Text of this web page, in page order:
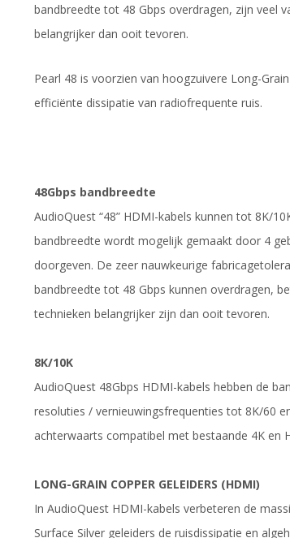
bandbreedte tot 48 Gbps overdragen, zijn veel
belangrijker dan ooit tevoren.
Pearl 48 is voorzien van hoogzuivere Long-
efficiënte dissipatie van radiofrequente ruis.
48Gbps bandbreedte
AudioQuest “48” HDMI-kabels kunnen tot 8K/
bandbreedte wordt mogelijk gemaakt door 4
doorgeven. De zeer nauwkeurige
bandbreedte tot 48 Gbps kunnen overdragen,
technieken belangrijker zijn dan ooit tevoren.
8K/10K
AudioQuest 48Gbps HDMI-kabels hebben de
resoluties / vernieuwingsfrequenties tot 8K/60
achterwaarts compatibel met bestaande 4K en
LONG-GRAIN COPPER GELEIDERS (HDMI)
In AudioQuest HDMI-kabels verbeteren de
Surface Silver geleiders de ruisdissipatie en